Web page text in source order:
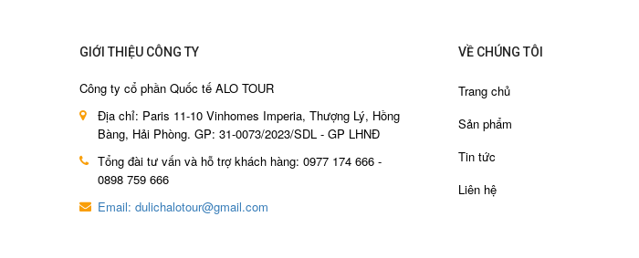
GIỚI THIỆU CÔNG TY
Công ty cổ phần Quốc tế ALO TOUR
Địa chỉ: Paris 11-10 Vinhomes Imperia, Thượng Lý, Hồng
Bàng, Hải Phòng. GP: 31-0073/2023/SDL - GP LHNĐ
Tổng đài tư vấn và hỗ trợ khách hàng: 0977 174 666 -
0898 759 666
Email: dulichalotour@gmail.com
VỀ CHÚNG TÔI
Trang chủ
Sản phẩm
Tin tức
Liên hệ